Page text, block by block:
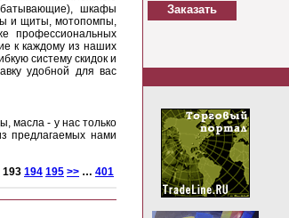
шкафы
и щиты, мотопомпы,
профессиональных
к каждому из наших
систему скидок и
удобной для вас
масла - у нас только
предлагаемых нами
193 194 195 >> … 401